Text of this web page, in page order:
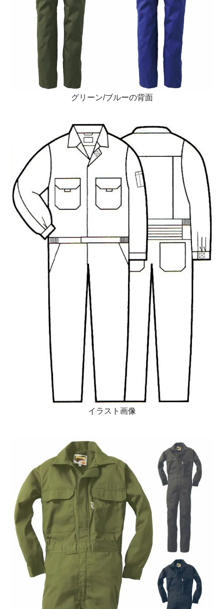
グリーン/ブルーの背面
イラスト画像